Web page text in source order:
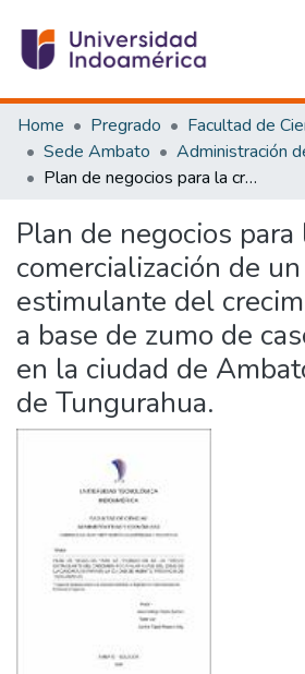
Communities & Collections
All of DSpace
Statistics
Home Pregrado
Sede Ambato
Administración
Plan de negocios para la creación y comercialización de un tónico estimulante del crecimiento capilar a base de zumo de cascara de papa, en la ciudad de Ambato, provincia de Tungurahua.
Plan de negocios para
comercialización de
estimulante del
a base de zumo de
en la ciudad de
de Tungurahua.